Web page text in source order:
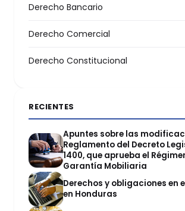
Derecho Bancario
Derecho Comercial
Derecho Constitucional
RECIENTES
Apuntes sobre las
Reglamento del Decreto
1400, que aprueba el
Garantía Mobiliaria
Derechos y obligaciones en
en Honduras